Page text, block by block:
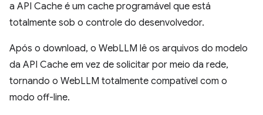
a API Cache é um cache programável que está
totalmente sob o controle do desenvolvedor.
Após o download, o WebLLM lê os arquivos do modelo
da API Cache em vez de solicitar por meio da rede,
tornando o WebLLM totalmente compatível com o
modo off-line.